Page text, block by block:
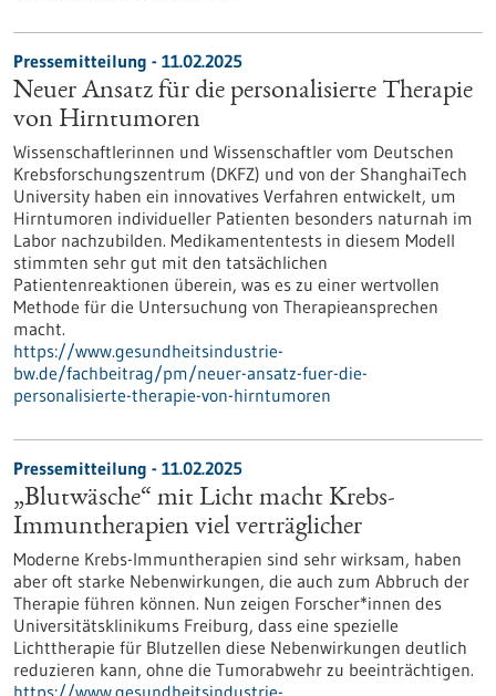
Pressemitteilung - 11.02.2025
Neuer Ansatz für die personalisierte Therapie
von Hirntumoren
Wissenschaftlerinnen und Wissenschaftler vom Deutschen
Krebsforschungszentrum (DKFZ) und von der ShanghaiTech
University haben ein innovatives Verfahren entwickelt, um
Hirntumoren individueller Patienten besonders naturnah im
Labor nachzubilden. Medikamententests in diesem Modell
stimmten sehr gut mit den tatsächlichen
Patientenreaktionen überein, was es zu einer wertvollen
Methode für die Untersuchung von Therapieansprechen
macht.
https://www.gesundheitsindustrie-
bw.de/fachbeitrag/pm/neuer-ansatz-fuer-die-
personalisierte-therapie-von-hirntumoren
Pressemitteilung - 11.02.2025
„Blutwäsche“ mit Licht macht Krebs-
Immuntherapien viel verträglicher
Moderne Krebs-Immuntherapien sind sehr wirksam, haben
aber oft starke Nebenwirkungen, die auch zum Abbruch der
Therapie führen können. Nun zeigen Forscher*innen des
Universitätsklinikums Freiburg, dass eine spezielle
Lichttherapie für Blutzellen diese Nebenwirkungen deutlich
reduzieren kann, ohne die Tumorabwehr zu beeinträchtigen.
https://www.gesundheitsindustrie-